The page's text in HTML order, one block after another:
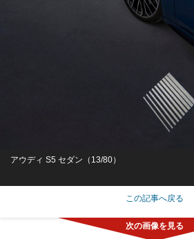
アウディ S5 セダン（13/80）
この記事へ戻る